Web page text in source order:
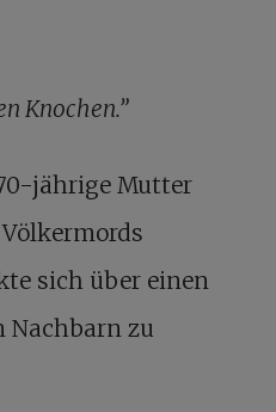
Knochen.”
jährige Mutter
sich über einen
Nachbarn zu